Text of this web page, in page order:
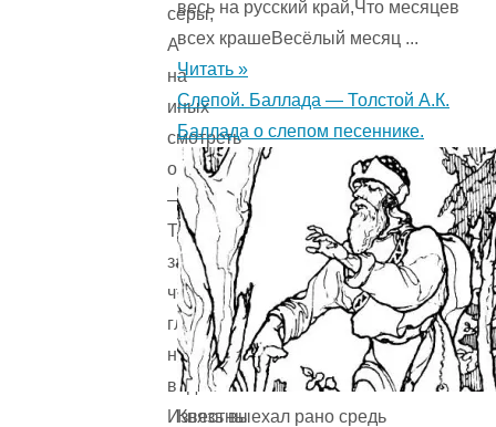
серы,
А
на
иных
смотреть
обидно
—
Так
заросли,
что
глаз
не
видно!
Известны
весь на русский край,Что месяцев
всех крашеВесёлый месяц ...
Читать »
Слепой. Баллада — Толстой А.К.
Баллада о слепом песеннике.
Князь выехал рано средь